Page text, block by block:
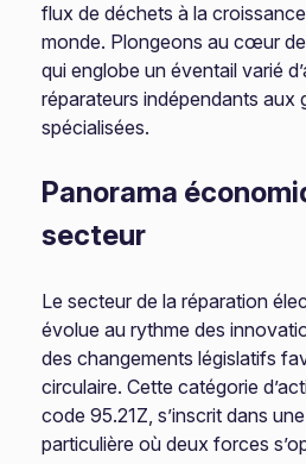
flux de déchets à la
monde. Plongeons au cœur
qui englobe un éventail varié
réparateurs indépendants aux
spécialisées.
Panorama
secteur
Le secteur de la réparation
évolue au rythme des
des changements législatifs
circulaire. Cette catégorie
code 95.21Z, s’inscrit dans
particulière où deux forces